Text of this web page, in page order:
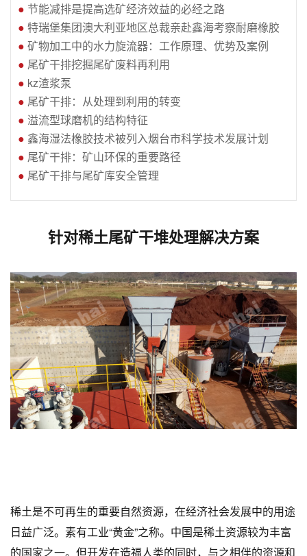
● 节能减排是提高选矿经济效益的必经之路
● 特瑞堡集团澳大利亚地区总裁亲赴鑫海考察耐磨橡胶
● 矿物加工中的水力旋流器：工作原理、优势及案例
● 尾矿干排挖掘尾矿废料再利用
● kz渣浆泵
● 尾矿干排：从处理到利用的转变
● 溢流型球磨机的结构特征
● 鑫海湿法橡胶技术被列入烟台市科学技术发展计划
● 尾矿干排：矿山环保的重要路径
● 尾矿干排与尾矿库安全管理
针对稀土尾矿干堆处理解决方案
稀土是不可再生的重要自然资源，在经济社会发展中的用途
日益广泛。素有工业“黄金”之称。中国是稀土资源较为丰富
的国家之一。但开发在造福人类的同时，与之相伴的资源和